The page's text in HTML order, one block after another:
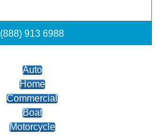
(888) 913 6988
Auto
Home
Commercial
Boat
Motorcycle